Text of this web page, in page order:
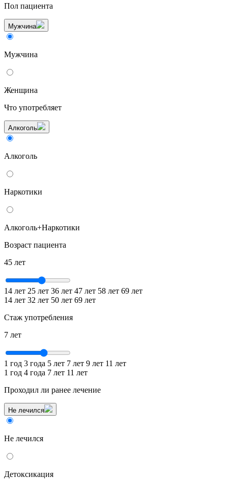
Пол пациента
Мужчина
Мужчина
Женщина
Что употребляет
Алкоголь
Алкоголь
Наркотики
Алкоголь+Наркотики
Возраст пациента
45 лет
14 лет 25 лет 36 лет 47 лет 58 лет 69 лет
14 лет 32 лет 50 лет 69 лет
Стаж употребления
7 лет
1 год 3 года 5 лет 7 лет 9 лет 11 лет
1 год 4 года 7 лет 11 лет
Проходил ли ранее лечение
Не лечился
Не лечился
Детоксикация